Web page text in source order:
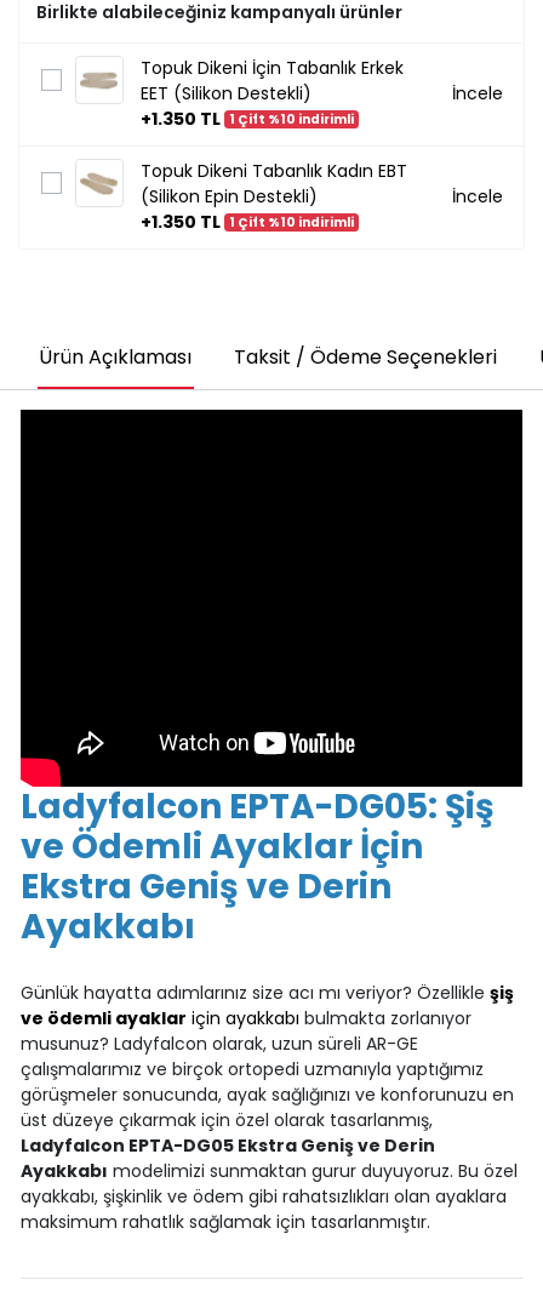
Birlikte alabileceğiniz kampanyalı ürünler
Topuk Dikeni İçin Tabanlık Erkek
EET (Silikon Destekli)
+1.350 TL 1 Çift %10 indirimli
İncele
Topuk Dikeni Tabanlık Kadın EBT
(Silikon Epin Destekli)
+1.350 TL 1 Çift %10 indirimli
İncele
Ürün Açıklaması Taksit / Ödeme Seçenekleri
Ladyfalcon EPTA-DG05: Şiş
ve Ödemli Ayaklar İçin
Ekstra Geniş ve Derin
Ayakkabı
Günlük hayatta adımlarınız size acı mı veriyor? Özellikle şiş
ve ödemli ayaklar için ayakkabı bulmakta zorlanıyor
musunuz? Ladyfalcon olarak, uzun süreli AR-GE
çalışmalarımız ve birçok ortopedi uzmanıyla yaptığımız
görüşmeler sonucunda, ayak sağlığınızı ve konforunuzu en
üst düzeye çıkarmak için özel olarak tasarlanmış,
Ladyfalcon EPTA-DG05 Ekstra Geniş ve Derin
Ayakkabı modelimizi sunmaktan gurur duyuyoruz. Bu özel
ayakkabı, şişkinlik ve ödem gibi rahatsızlıkları olan ayaklara
maksimum rahatlık sağlamak için tasarlanmıştır.